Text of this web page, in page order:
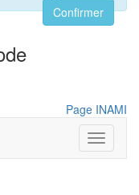
Confirmer
Page INAMI
Toggle